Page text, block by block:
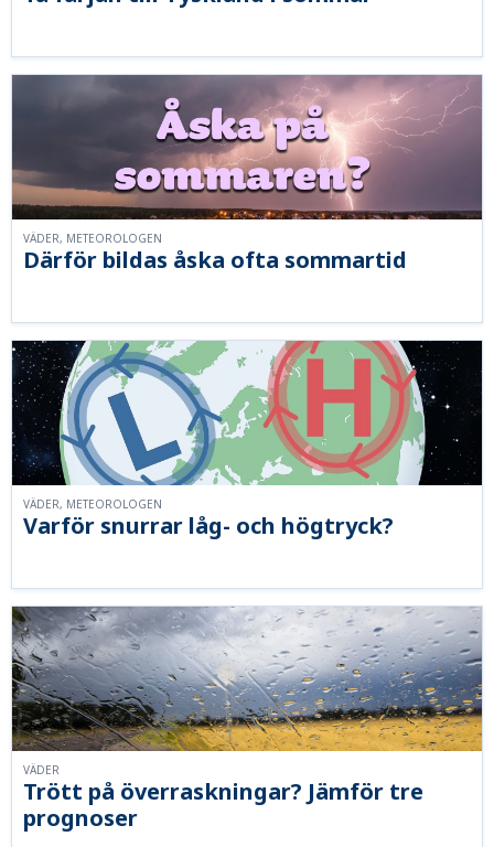
Därför bildas åska ofta sommartid
VÄDER, METEOROLOGEN
Varför snurrar låg- och högtryck?
VÄDER, METEOROLOGEN
Trött på överraskningar? Jämför tre
prognoser
VÄDER